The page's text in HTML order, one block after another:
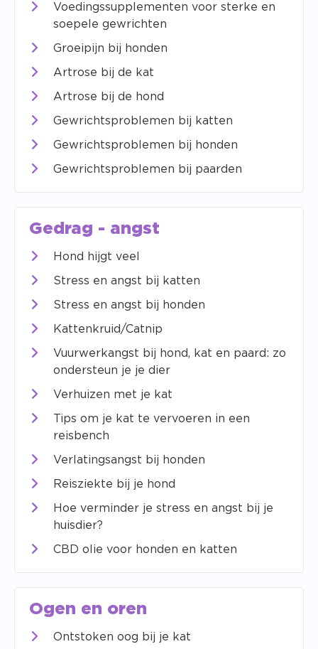
Voedingssupplementen voor sterke en
soepele gewrichten
Groeipijn bij honden
Artrose bij de kat
Artrose bij de hond
Gewrichtsproblemen bij katten
Gewrichtsproblemen bij honden
Gewrichtsproblemen bij paarden
Gedrag - angst
Hond hijgt veel
Stress en angst bij katten
Stress en angst bij honden
Kattenkruid/Catnip
Vuurwerkangst bij hond, kat en paard: zo
ondersteun je je dier
Verhuizen met je kat
Tips om je kat te vervoeren in een
reisbench
Verlatingsangst bij honden
Reisziekte bij je hond
Hoe verminder je stress en angst bij je
huisdier?
CBD olie voor honden en katten
Ogen en oren
Ontstoken oog bij je kat